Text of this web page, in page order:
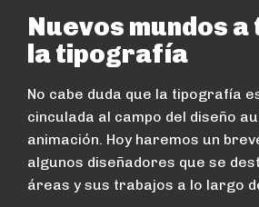
Nuevos mundos
la tipografía
No cabe duda que la tipografía
cinculada al campo del diseño
animación. Hoy haremos un
algunos diseñadores que se
áreas y sus trabajos a lo largo